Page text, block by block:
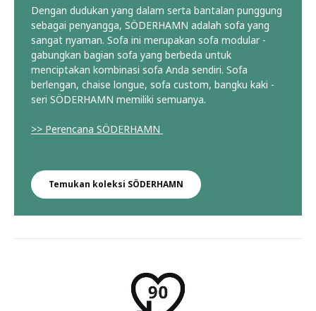
Dengan dudukan yang dalam serta bantalan punggung
sebagai penyangga, SÖDERHAMN adalah sofa yang
sangat nyaman. Sofa ini merupakan sofa modular -
gabungkan bagian sofa yang berbeda untuk
menciptakan kombinasi sofa Anda sendiri. Sofa
berlengan, chaise longue, sofa custom, bangku kaki -
seri SÖDERHAMN memiliki semuanya.
>> Perencana SÖDERHAMN
Temukan koleksi SÖDERHAMN